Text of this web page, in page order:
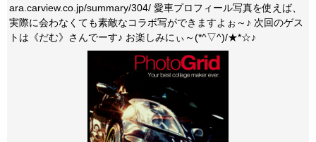
ara.carview.co.jp/summary/304/ 愛車プロフィール写真を使えば、
実際に会わなくても素敵なコラボ写ができますよぉ～♪ 次回のゲス
トは《だむ》さんでーす♪ お楽しみにぃ～(*^▽^)/★*☆♪